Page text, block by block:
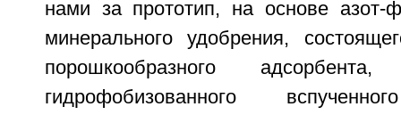
нами за прототип, на основе азот-
минерального удобрения,
порошкообразного
гидрофобизованного